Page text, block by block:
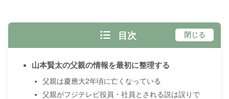
目次 閉じる
山本賢太の父親の情報を最初に整理する
父親は慶應大2年頃に亡くなっている
父親がフジテレビ役員・社員とされる説は誤りで